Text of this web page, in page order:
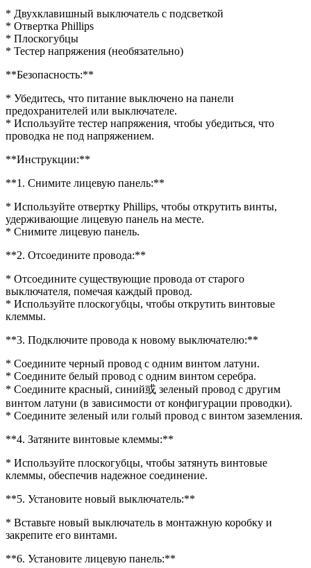
* Двухклавишный выключатель с подсветкой
* Отвертка Phillips
* Плоскогубцы
* Тестер напряжения (необязательно)
**Безопасность:**
* Убедитесь, что питание выключено на панели
предохранителей или выключателе.
* Используйте тестер напряжения, чтобы убедиться, что
проводка не под напряжением.
**Инструкции:**
**1. Снимите лицевую панель:**
* Используйте отвертку Phillips, чтобы открутить винты,
удерживающие лицевую панель на месте.
* Снимите лицевую панель.
**2. Отсоедините провода:**
* Отсоедините существующие провода от старого
выключателя, помечая каждый провод.
* Используйте плоскогубцы, чтобы открутить винтовые
клеммы.
**3. Подключите провода к новому выключателю:**
* Соедините черный провод с одним винтом латуни.
* Соедините белый провод с одним винтом серебра.
* Соедините красный, синий或 зеленый провод с другим
винтом латуни (в зависимости от конфигурации проводки).
* Соедините зеленый или голый провод с винтом заземления.
**4. Затяните винтовые клеммы:**
* Используйте плоскогубцы, чтобы затянуть винтовые
клеммы, обеспечив надежное соединение.
**5. Установите новый выключатель:**
* Вставьте новый выключатель в монтажную коробку и
закрепите его винтами.
**6. Установите лицевую панель:**